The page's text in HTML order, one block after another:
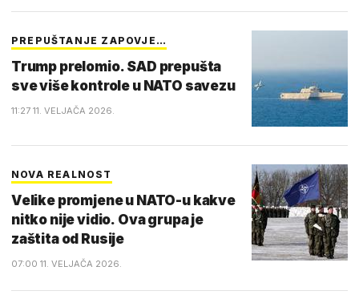
PREPUŠTANJE ZAPOVJE…
Trump prelomio. SAD prepušta
sve više kontrole u NATO savezu
11:27 11. VELJAČA 2026.
NOVA REALNOST
Velike promjene u NATO-u kakve
nitko nije vidio. Ova grupa je
zaštita od Rusije
07:00 11. VELJAČA 2026.